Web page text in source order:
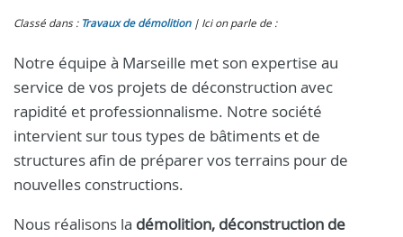
Classé dans : Travaux de démolition Ici on parle de :
Notre équipe à Marseille met son expertise au
service de vos projets de déconstruction avec
rapidité et professionnalisme. Notre société
intervient sur tous types de bâtiments et de
structures afin de préparer vos terrains pour de
nouvelles constructions.
Nous réalisons la démolition, déconstruction de